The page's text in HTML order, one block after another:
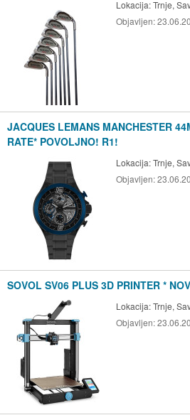
Lokacija:Trnje,
Objavljen:
JACQUES LEMANS MANCHESTER
RATE* POVOLJNO! R1!
Lokacija:Trnje,
Objavljen:
SOVOL SV06 PLUS 3D PRINTER *
Lokacija:Trnje,
Objavljen: